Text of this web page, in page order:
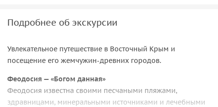
Подробнее об экскурсии
Увлекательное путешествие в Восточный Крым и
посещение его жемчужин-древних городов.
Феодосия — «Богом данная»
Феодосия известна своими песчаными пляжами,
здравницами, минеральными источниками и лечебными